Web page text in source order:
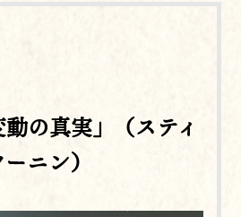
の真実」（スティ
ニン）